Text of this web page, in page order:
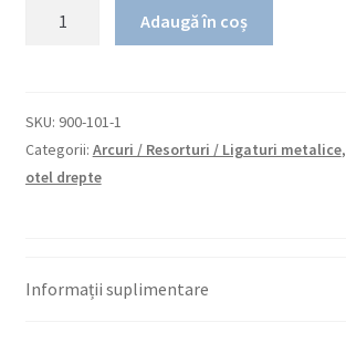
Fir
otel
drept
Adaugă în coș
SKU: 900-101-1
Categorii: Arcuri / Resorturi / Ligaturi metalice,
otel drepte
Informații suplimentare